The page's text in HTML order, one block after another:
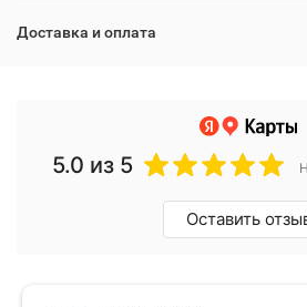
Доставка и оплата